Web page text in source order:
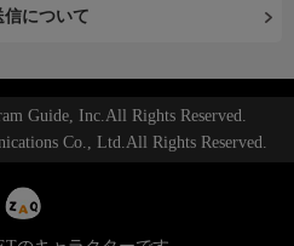
信について
Guide, Inc.All Rights Reserved.
Co., Ltd.All Rights Reserved.